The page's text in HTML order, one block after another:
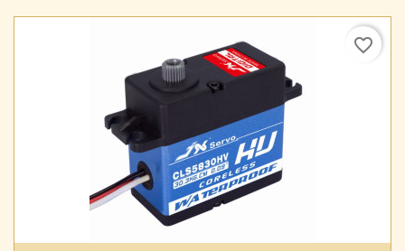
favorite_border